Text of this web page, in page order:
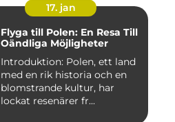
17. jan
Flyga till Polen: En Resa Till
Oändliga Möjligheter
Introduktion: Polen, ett land
med en rik historia och en
blomstrande kultur, har
lockat resenärer fr...